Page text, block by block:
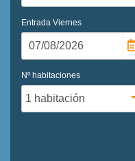
Entrada Viernes
Nº habitaciones